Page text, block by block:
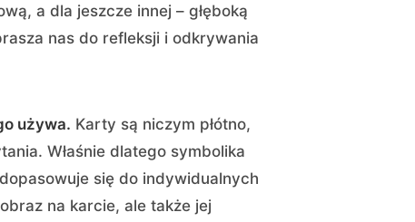
a dla jeszcze innej – głęboką
nas do refleksji i odkrywania
używa. Karty są niczym płótno,
Właśnie dlatego symbolika
się do indywidualnych
na karcie, ale także jej